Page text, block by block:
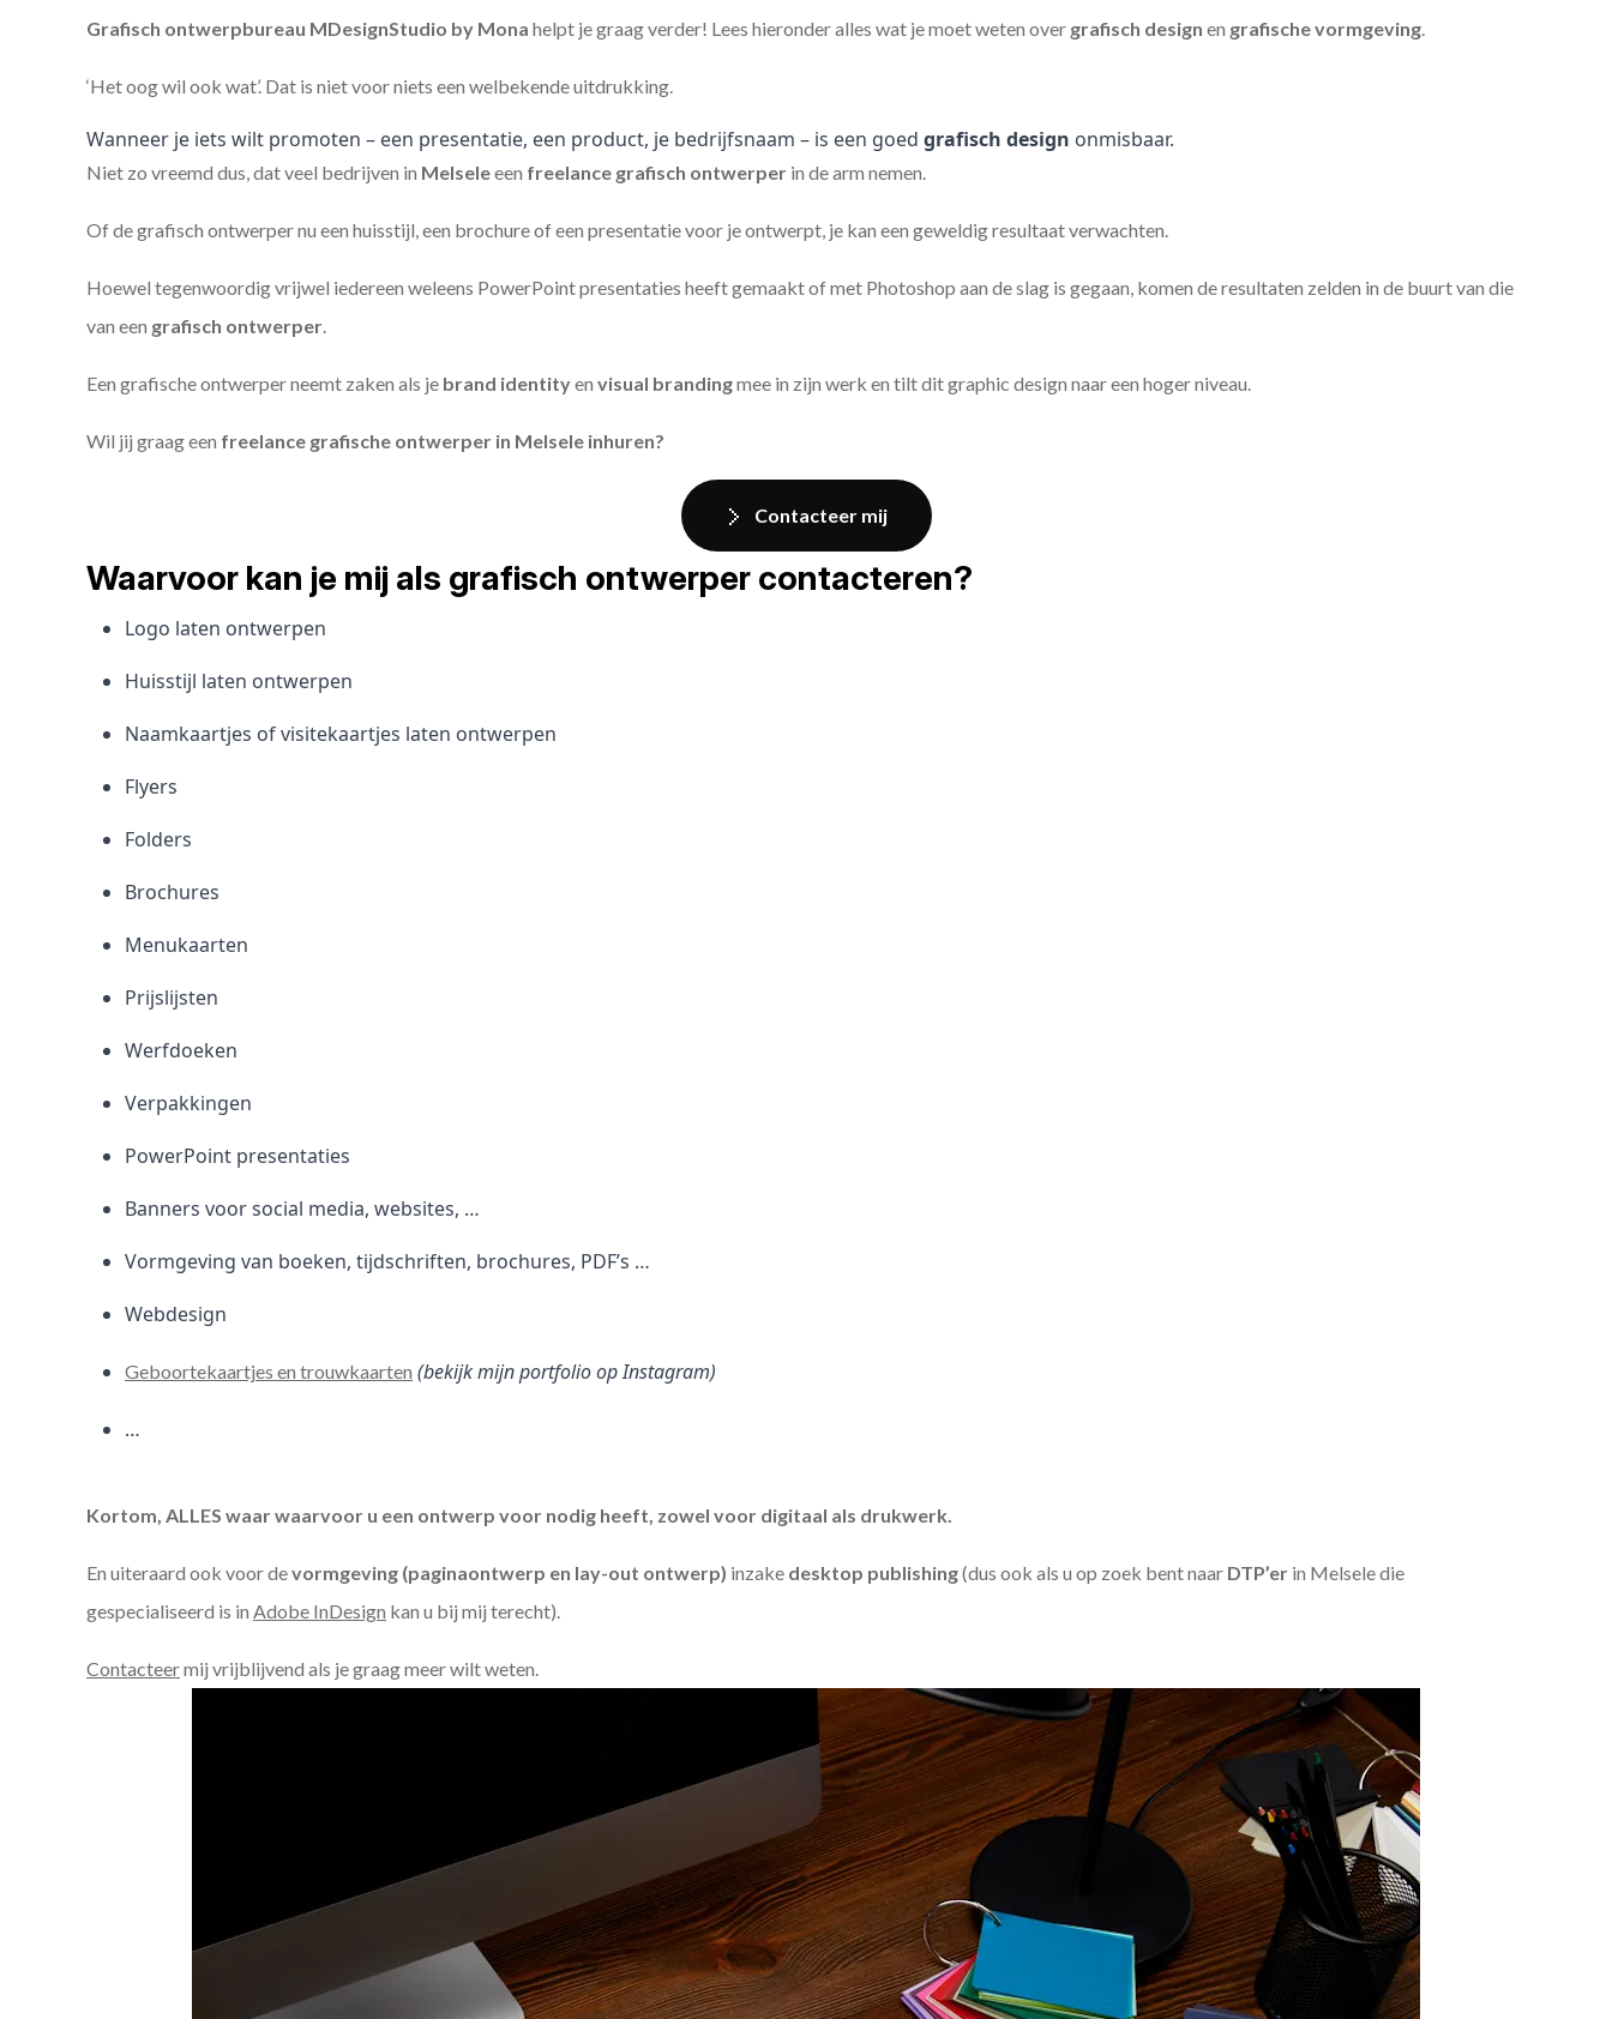
Grafisch ontwerpbureau MDesignStudio by Mona helpt je graag verder! Lees hieronder alles wat je moet weten over grafisch design en grafische vormgeving.
‘Het oog wil ook wat’. Dat is niet voor niets een welbekende uitdrukking.
Wanneer je iets wilt promoten – een presentatie, een product, je bedrijfsnaam – is een goed grafisch design onmisbaar.
Niet zo vreemd dus, dat veel bedrijven in Melseleeen freelance grafisch ontwerper in de arm nemen.
Of de grafisch ontwerper nu een huisstijl, een brochure of een presentatie voor je ontwerpt, je kan een geweldig resultaat verwachten.
Hoewel tegenwoordig vrijwel iedereen weleens PowerPoint presentaties heeft gemaakt of met Photoshop aan de slag is gegaan, komen de resultaten zelden in de buurt van die
van een grafisch ontwerper.
Een grafische ontwerper neemt zaken als je brand identityen visual brandingmee in zijn werk en tilt dit graphic design naar een hoger niveau.
Wil jij graag een freelance grafische ontwerper in Melsele inhuren?
Contacteer mij
Waarvoor kan je mij als grafisch ontwerper contacteren?
Logo laten ontwerpen
Huisstijl laten ontwerpen
Naamkaartjes of visitekaartjes laten ontwerpen
Flyers
Folders
Brochures
Menukaarten
Prijslijsten
Werfdoeken
Verpakkingen
PowerPoint presentaties
Banners voor social media, websites, …
Vormgeving van boeken, tijdschriften, brochures, PDF’s …
Webdesign
Geboortekaartjes en trouwkaarten (bekijk mijn portfolio op Instagram)
…
Kortom, ALLES waar waarvoor u een ontwerp voor nodig heeft, zowel voor digitaal als drukwerk.
En uiteraard ook voor devormgeving (paginaontwerp en lay-out ontwerp) inzake desktop publishing(dus ook als u op zoek bent naar DTP’er in Melsele die
gespecialiseerd is in Adobe InDesign kan u bij mij terecht).
Contacteermij vrijblijvend als je graag meer wilt weten.